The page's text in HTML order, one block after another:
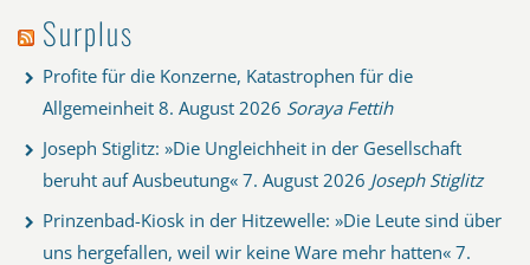
Surplus
Profite für die Konzerne, Katastrophen für die
Allgemeinheit 8. August 2026 Soraya Fettih
Joseph Stiglitz: »Die Ungleichheit in der Gesellschaft
beruht auf Ausbeutung« 7. August 2026 Joseph Stiglitz
Prinzenbad-Kiosk in der Hitzewelle: »Die Leute sind über
uns hergefallen, weil wir keine Ware mehr hatten« 7.